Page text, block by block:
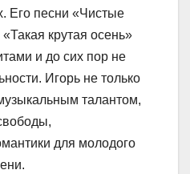
Его песни «Чистые
крутая осень»
и до сих пор не
Игорь не только
талантом,
для молодого